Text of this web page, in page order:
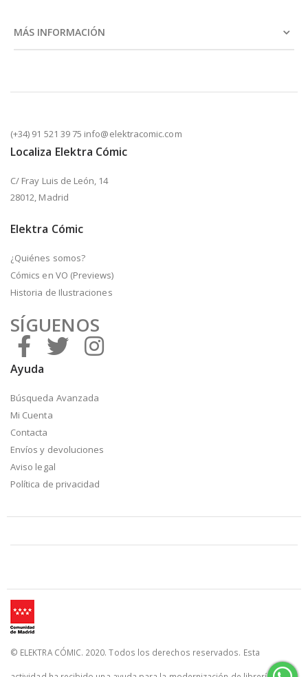
MÁS INFORMACIÓN
(+34) 91 521 39 75 info@elektracomic.com
Localiza Elektra Cómic
C/ Fray Luis de León, 14
28012, Madrid
Elektra Cómic
¿Quiénes somos?
Cómics en VO (Previews)
Historia de Ilustraciones
SÍGUENOS
Ayuda
Búsqueda Avanzada
Mi Cuenta
Contacta
Envíos y devoluciones
Aviso legal
Política de privacidad
© ELEKTRA CÓMIC. 2020. Todos los derechos reservados. Esta